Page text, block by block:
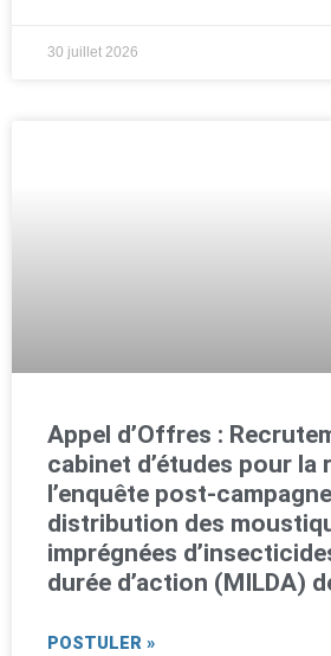
30 juillet 2026
Appel d’Offres :
cabinet d’études pour la
l’enquête post-
distribution des
imprégnées
durée d’action (MILDA)
POSTULER »